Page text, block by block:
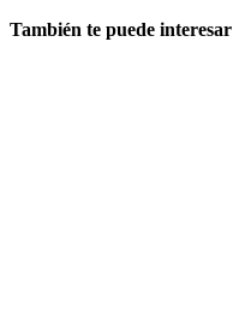
También te puede interesar